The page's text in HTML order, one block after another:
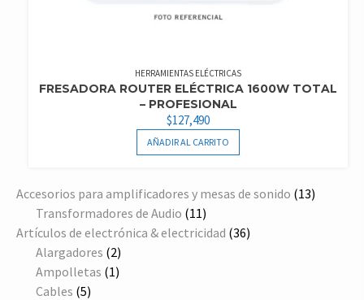
HERRAMIENTAS ELÉCTRICAS
FRESADORA ROUTER ELÉCTRICA 1600W TOTAL
– PROFESIONAL
$127,490
AÑADIR AL CARRITO
Accesorios para amplificadores y mesas de sonido 1313
Transformadores de Audio 1111
productos
Artículos de electrónica & electricidad 3636
Alargadores 22
productos
Ampolletas 11
Cables 55